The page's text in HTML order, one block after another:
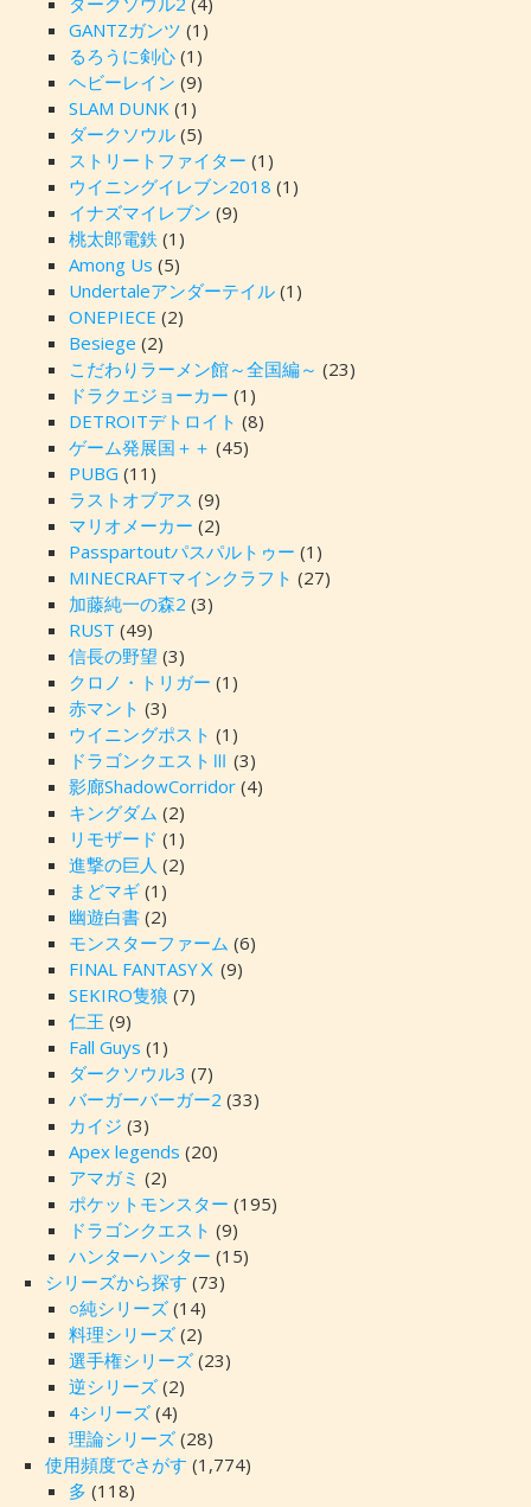
GANTZガンツ (1)
るろうに剣心(1)
ヘビーレイン (9)
SLAM DUNK (1)
ダークソウル(5)
ストリートファイター (1)
ウイニングイレブン2018 (1)
イナズマイレブン (9)
桃太郎電鉄 (1)
Among Us (5)
Undertaleアンダーテイル(1)
ONEPIECE (2)
Besiege (2)
こだわりラーメン館～全国編～ (23)
ドラクエジョーカー (1)
DETROITデトロイト (8)
ゲーム発展国＋＋ (45)
PUBG (11)
ラストオブアス (9)
マリオメーカー (2)
Passpartoutパスパルトゥー (1)
MINECRAFTマインクラフト (27)
加藤純一の森2 (3)
RUST (49)
信長の野望 (3)
クロノ・トリガー (1)
赤マント (3)
ウイニングポスト (1)
ドラゴンクエストⅢ (3)
影廊ShadowCorridor(4)
キングダム (2)
リモザード (1)
進撃の巨人 (2)
まどマギ(1)
幽遊白書(2)
モンスターファーム (6)
FINAL FANTASYⅩ (9)
SEKIRO隻狼 (7)
仁王 (9)
Fall Guys (1)
ダークソウル3 (7)
バーガーバーガー2 (33)
カイジ (3)
Apex legends (20)
アマガミ (2)
ポケットモンスター (195)
ドラゴンクエスト (9)
ハンターハンター (15)
シリーズから探す (73)
○純シリーズ(14)
料理シリーズ(2)
選手権シリーズ(23)
逆シリーズ(2)
4シリーズ(4)
理論シリーズ(28)
使用頻度でさがす (1,774)
多 (118)